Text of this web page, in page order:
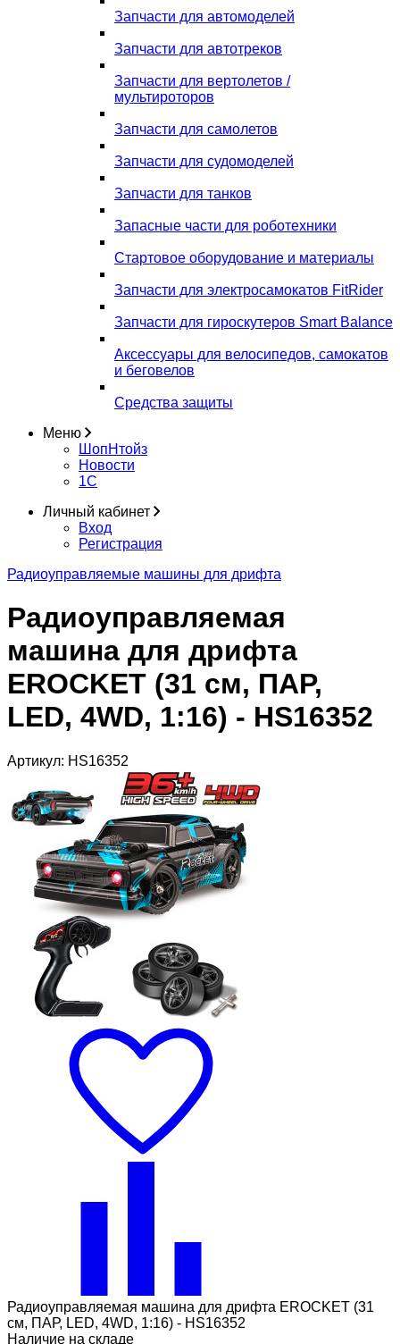
Запчасти для автомоделей
Запчасти для автотреков
Запчасти для вертолетов /
мультироторов
Запчасти для самолетов
Запчасти для судомоделей
Запчасти для танков
Запасные части для роботехники
Стартовое оборудование и материалы
Запчасти для электросамокатов FitRider
Запчасти для гироскутеров Smart Balance
Аксессуары для велосипедов, самокатов
и беговелов
Средства защиты
Меню
ШопНтойз
Новости
1C
Личный кабинет
Вход
Регистрация
Радиоуправляемые машины для дрифта
Радиоуправляемая
машина для дрифта
EROCKET (31 см, ПАР,
LED, 4WD, 1:16) - HS16352
Артикул: HS16352
Радиоуправляемая машина для дрифта EROCKET (31
см, ПАР, LED, 4WD, 1:16) - HS16352
Наличие на складе